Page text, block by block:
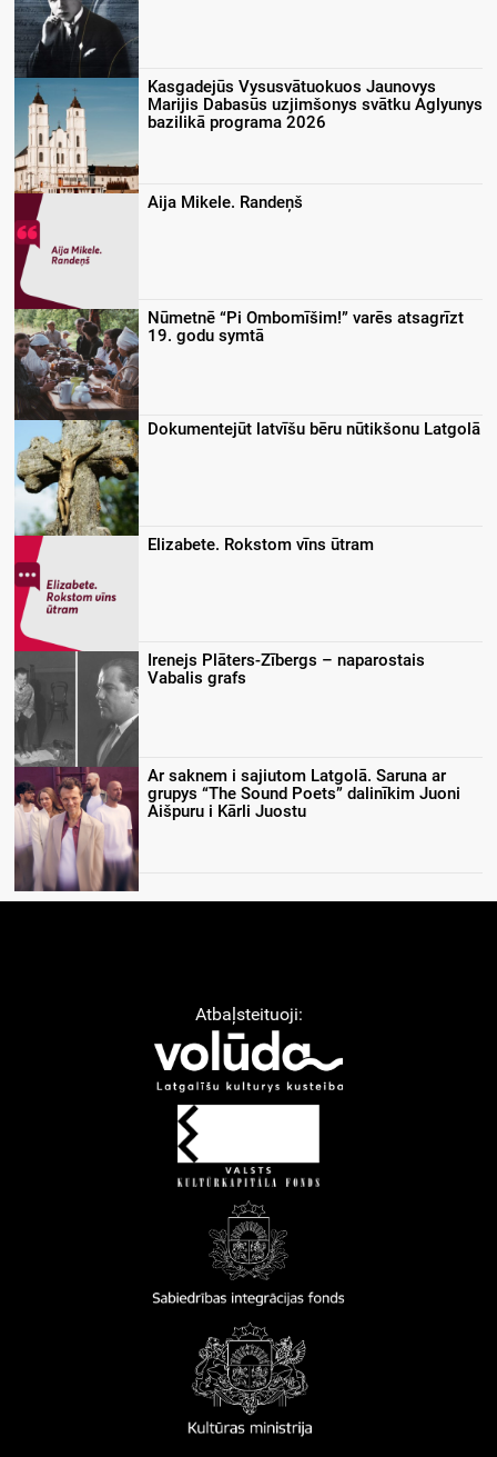
Kasgadejūs Vysusvātuokuos Jaunovys
Marijis Dabasūs uzjimšonys svātku Aglyunys
bazilikā programa 2026
Aija Mikele. Randeņš
Nūmetnē “Pi Ombomīšim!” varēs atsagrīzt
19. godu symtā
Dokumentejūt latvīšu bēru nūtikšonu Latgolā
Elizabete. Rokstom vīns ūtram
Irenejs Plāters-Zībergs – naparostais
Vabalis grafs
Ar saknem i sajiutom Latgolā. Saruna ar
grupys “The Sound Poets” dalinīkim Juoni
Aišpuru i Kārli Juostu
Atbaļsteituoji: